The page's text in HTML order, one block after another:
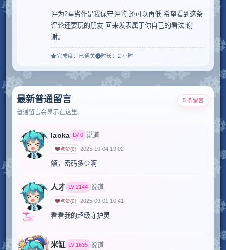
评为2星劣作是我保守评的 还可以再低 希望看到这条
评论还要玩的朋友 回来发表属于你自己的看法 谢
谢。
完成度： 已通关 时长： 2 小时
最新普通留言
普通留言会显示在这里。
5 条留言
laoka LV0 说道
点赞(0) 2025-10-04 19:02
人才 LV2144 说道
点赞(0) 2025-09-01 10:41
米缸 LV 1635 说道